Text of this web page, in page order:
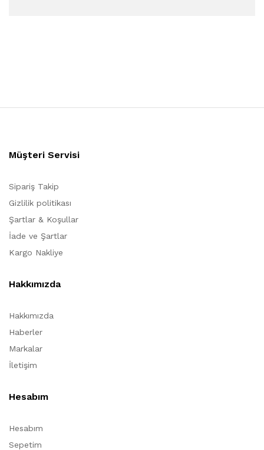
Müşteri Servisi
Sipariş Takip
Gizlilik politikası
Şartlar & Koşullar
İade ve Şartlar
Kargo Nakliye
Hakkımızda
Hakkımızda
Haberler
Markalar
İletişim
Hesabım
Hesabım
Sepetim